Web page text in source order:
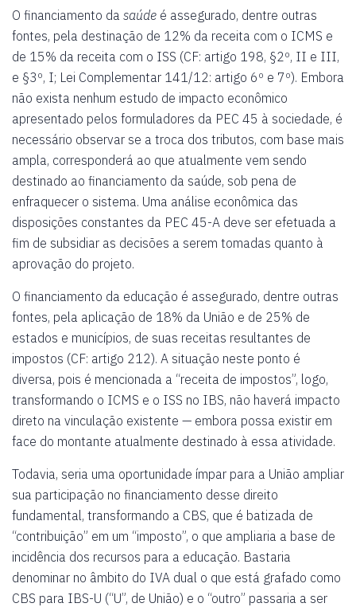
O financiamento da saúde é assegurado, dentre outras
fontes, pela destinação de 12% da receita com o ICMS e
de 15% da receita com o ISS (CF: artigo 198, §2º, II e III,
e §3º, I; Lei Complementar 141/12: artigo 6º e 7º). Embora
não exista nenhum estudo de impacto econômico
apresentado pelos formuladores da PEC 45 à sociedade, é
necessário observar se a troca dos tributos, com base mais
ampla, corresponderá ao que atualmente vem sendo
destinado ao financiamento da saúde, sob pena de
enfraquecer o sistema. Uma análise econômica das
disposições constantes da PEC 45-A deve ser efetuada a
fim de subsidiar as decisões a serem tomadas quanto à
aprovação do projeto.
O financiamento da educação é assegurado, dentre outras
fontes, pela aplicação de 18% da União e de 25% de
estados e municípios, de suas receitas resultantes de
impostos (CF: artigo 212). A situação neste ponto é
diversa, pois é mencionada a “receita de impostos”, logo,
transformando o ICMS e o ISS no IBS, não haverá impacto
direto na vinculação existente — embora possa existir em
face do montante atualmente destinado à essa atividade.
Todavia, seria uma oportunidade ímpar para a União ampliar
sua participação no financiamento desse direito
fundamental, transformando a CBS, que é batizada de
“contribuição” em um “imposto”, o que ampliaria a base de
incidência dos recursos para a educação. Bastaria
denominar no âmbito do IVA dual o que está grafado como
CBS para IBS-U (“U”, de União) e o “outro” passaria a ser